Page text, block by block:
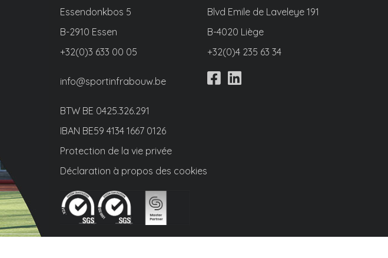
Essendonkbos 5
B-2910 Essen
+32(0)3 633 00 05
Blvd Emile de Laveleye 191
B-4020 Liège
+32(0)4 235 63 34
info@sportinfrabouw.be
BTW BE 0425.326.291
IBAN BE59 4134 1667 0126
Protection de la vie privée
Déclaration à propos des cookies